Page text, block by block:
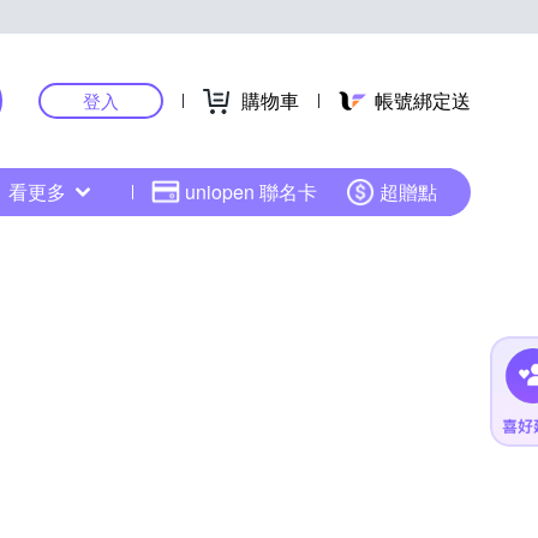
登入 購物車 帳號綁定送
看更多 uniopen 聯名卡 超贈點